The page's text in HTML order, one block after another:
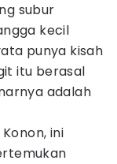
subur
kecil
punya kisah
itu berasal
adalah
ini